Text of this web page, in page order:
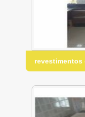
revestimentos